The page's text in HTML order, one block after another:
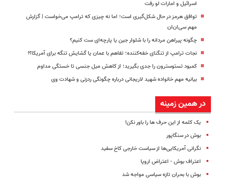
اسرائیل و امارات لو رفت
توافق هرمز در حال شکل‌گیری است؛ اما نه چیزی که ترامپ می‌خواست | گزارش
مهم سی‌ان‌ان
چگونه پیراهن مردانه را با شلوار جین یا پارچه‌ای ست کنیم؟
نجات ترامپ از تنگنای خفه‌کننده‌؛ تفاهم با عمان یا گشایش تنگه برای آمریکا؟!
کمبود تستوسترون را جدی بگیرید؛ از کاهش میل جنسی تا خستگی مداوم
بیانیه مهم خانواده شهید لاریجانی درباره چگونگی ردزنی و شهادت وی
در همین زمینه
یک کلمه از این حرف ها را باور نکن!
بوش در سنگاپور
نگرانی آمریکایی‌ها از سیاست خارجی کاخ سفید
اعتراف بوش - اعتراض اروپا
بوش با بحران تازه سیاسی مواجه شد